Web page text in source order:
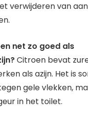
verwijderen van
net zo goed als
Citroen bevat
als azijn. Het is
gele vlekken,
in het toilet.